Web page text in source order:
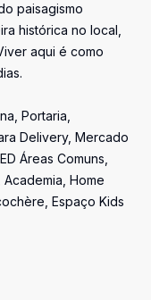
paisagismo
histórica no local,
aqui é como
Portaria,
Delivery, Mercado
Áreas Comuns,
Home
Espaço Kids